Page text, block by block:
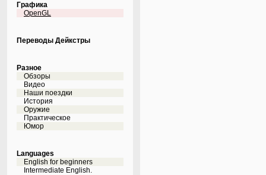
Графика
OpenGL
Переводы Дейкстры
Разное
Обзоры
Видео
Наши поездки
История
Оружие
Практическое
Юмор
Languages
English for beginners
Intermediate English.